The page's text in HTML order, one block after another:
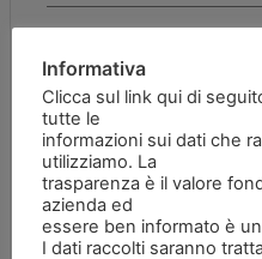
A Apertura
B Altezza
C Larghezza
Pressione massima
Informativa
Clicca sul link qui di
tutte le
informazioni sui dati che
utilizziamo. La
trasparenza è il valore
azienda ed
essere ben informato è
I dati raccolti saranno